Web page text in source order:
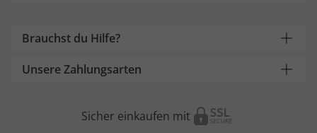
Brauchst du Hilfe?
Unsere Zahlungsarten
Sicher einkaufen mit